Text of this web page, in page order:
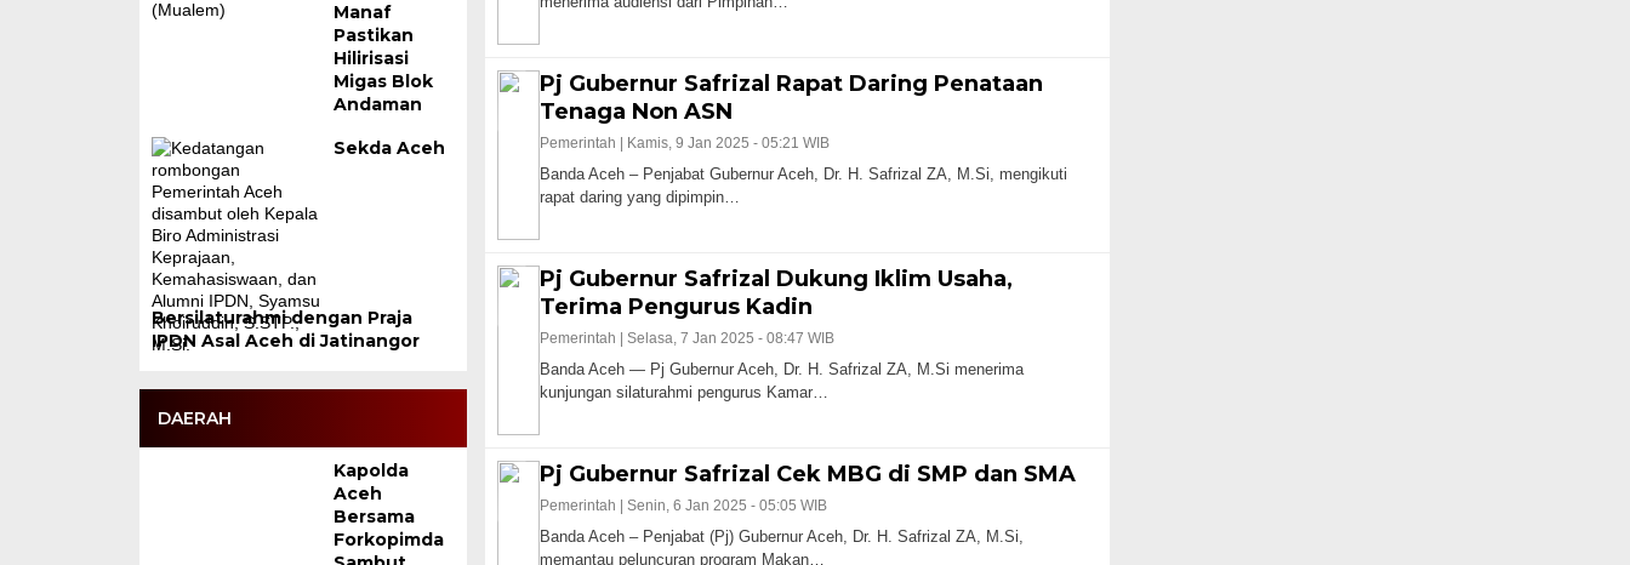
Manaf
Pastikan
Hilirisasi
Migas Blok
Andaman
Sekda Aceh
Bersilaturahmi dengan Praja
IPDN Asal Aceh di Jatinangor
DAERAH
Kapolda
Aceh
Bersama
Forkopimda
Pj Gubernur Safrizal Rapat Daring Penataan
Tenaga Non ASN
Pemerintah | Kamis, 9 Jan 2025 - 05:21 WIB
Banda Aceh – Penjabat Gubernur Aceh, Dr. H. Safrizal ZA, M.Si, mengikuti
rapat daring yang dipimpin…
Pj Gubernur Safrizal Dukung Iklim Usaha,
Terima Pengurus Kadin
Pemerintah | Selasa, 7 Jan 2025 - 08:47 WIB
Banda Aceh — Pj Gubernur Aceh, Dr. H. Safrizal ZA, M.Si menerima
kunjungan silaturahmi pengurus Kamar…
Pj Gubernur Safrizal Cek MBG di SMP dan SMA
Pemerintah | Senin, 6 Jan 2025 - 05:05 WIB
Banda Aceh – Penjabat (Pj) Gubernur Aceh, Dr. H. Safrizal ZA, M.Si,
memantau peluncuran program Makan…